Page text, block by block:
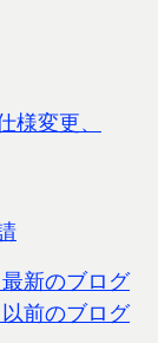
様変更、
新のブログ
前のブログ